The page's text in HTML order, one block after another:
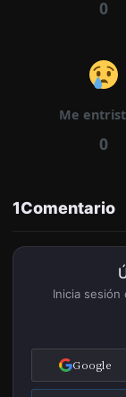
0
Me
0
1Comentario
Inicia
Google